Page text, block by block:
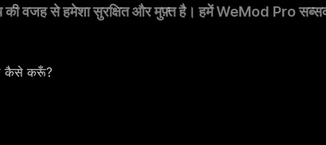
वजह से हमेशा सुरक्षित और मुफ़्त है। हमें WeMod Pro
कैसे करूँ?